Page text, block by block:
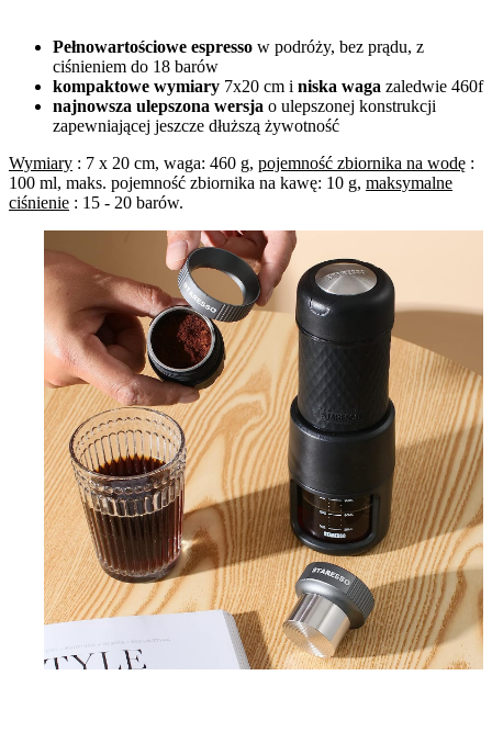
Pełnowartościowe espresso w podróży, bez prądu, z
ciśnieniem do 18 barów
kompaktowe wymiary 7x20 cm i niska waga zaledwie 460f
najnowsza ulepszona wersja o ulepszonej konstrukcji
zapewniającej jeszcze dłuższą żywotność
Wymiary : 7 x 20 cm, waga: 460 g, pojemność zbiornika na wodę :
100 ml, maks. pojemność zbiornika na kawę: 10 g, maksymalne
ciśnienie : 15 - 20 barów.